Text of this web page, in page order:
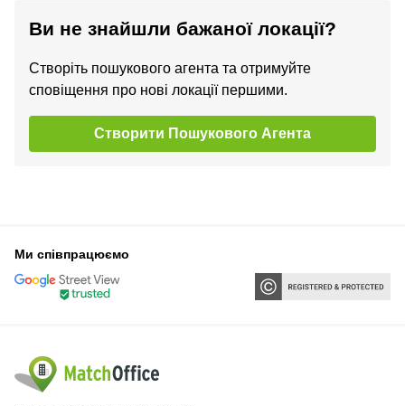
Ви не знайшли бажаної локації?
Створіть пошукового агента та отримуйте
сповіщення про нові локації першими.
Створити Пошукового Агента
Ми співпрацюємо